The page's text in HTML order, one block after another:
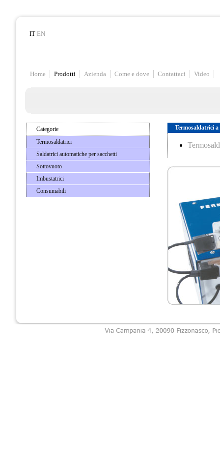
IT|EN
Home Prodotti Azienda Come e dove Contattaci Video
Categorie
Termosaldatrici
Saldatrici automatiche per sacchetti
Sottovuoto
Imbustatrici
Consumabili
Termosaldatrici a